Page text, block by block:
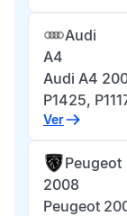
Audi
A4
Audi A4
P1425,
Ver
Peugeot
2008
Peugeot